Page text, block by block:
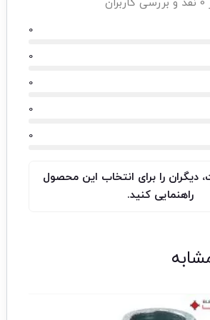
0
0
0
0
0
دیگران را برای انتخاب این محصول
راهنمایی کنید.